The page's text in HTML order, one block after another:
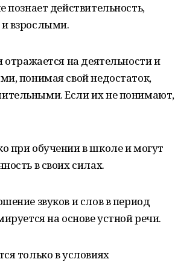
действительность,
взрослыми.
на деятельности и
понимая свой недостаток,
Если их не понимают,
при обучении в школе и могут
в своих силах.
звуков и слов в период
на основе устной речи.
только в условиях